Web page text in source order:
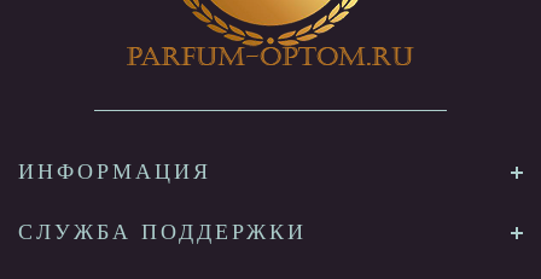
ИНФОРМАЦИЯ
СЛУЖБА ПОДДЕРЖКИ